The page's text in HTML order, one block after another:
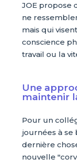
JOE propose
ne
mais qui
conscience
travail ou la
Une
maintenir
Pour un
journées à se
dernière
nouvelle